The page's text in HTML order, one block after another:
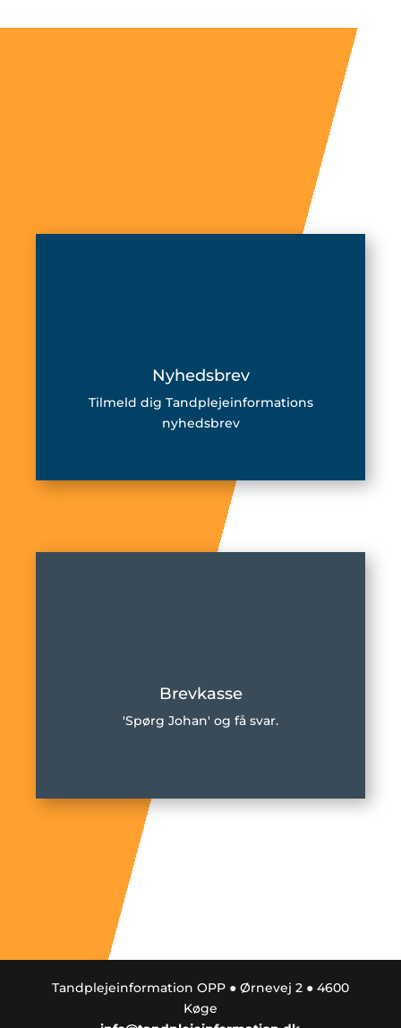
Nyhedsbrev
Tilmeld dig Tandplejeinformations
nyhedsbrev
Brevkasse
'Spørg Johan' og få svar.
Tandplejeinformation OPP ● Ørnevej 2 ● 4600
Køge